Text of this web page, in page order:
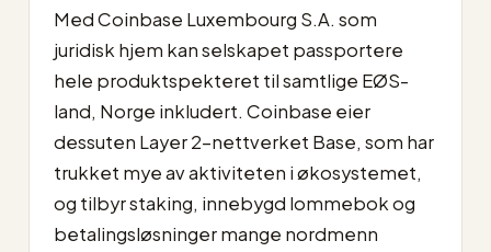
Med Coinbase Luxembourg S.A. som
juridisk hjem kan selskapet passportere
hele produktspekteret til samtlige EØS-
land, Norge inkludert. Coinbase eier
dessuten Layer 2-nettverket Base, som har
trukket mye av aktiviteten i økosystemet,
og tilbyr staking, innebygd lommebok og
betalingsløsninger mange nordmenn